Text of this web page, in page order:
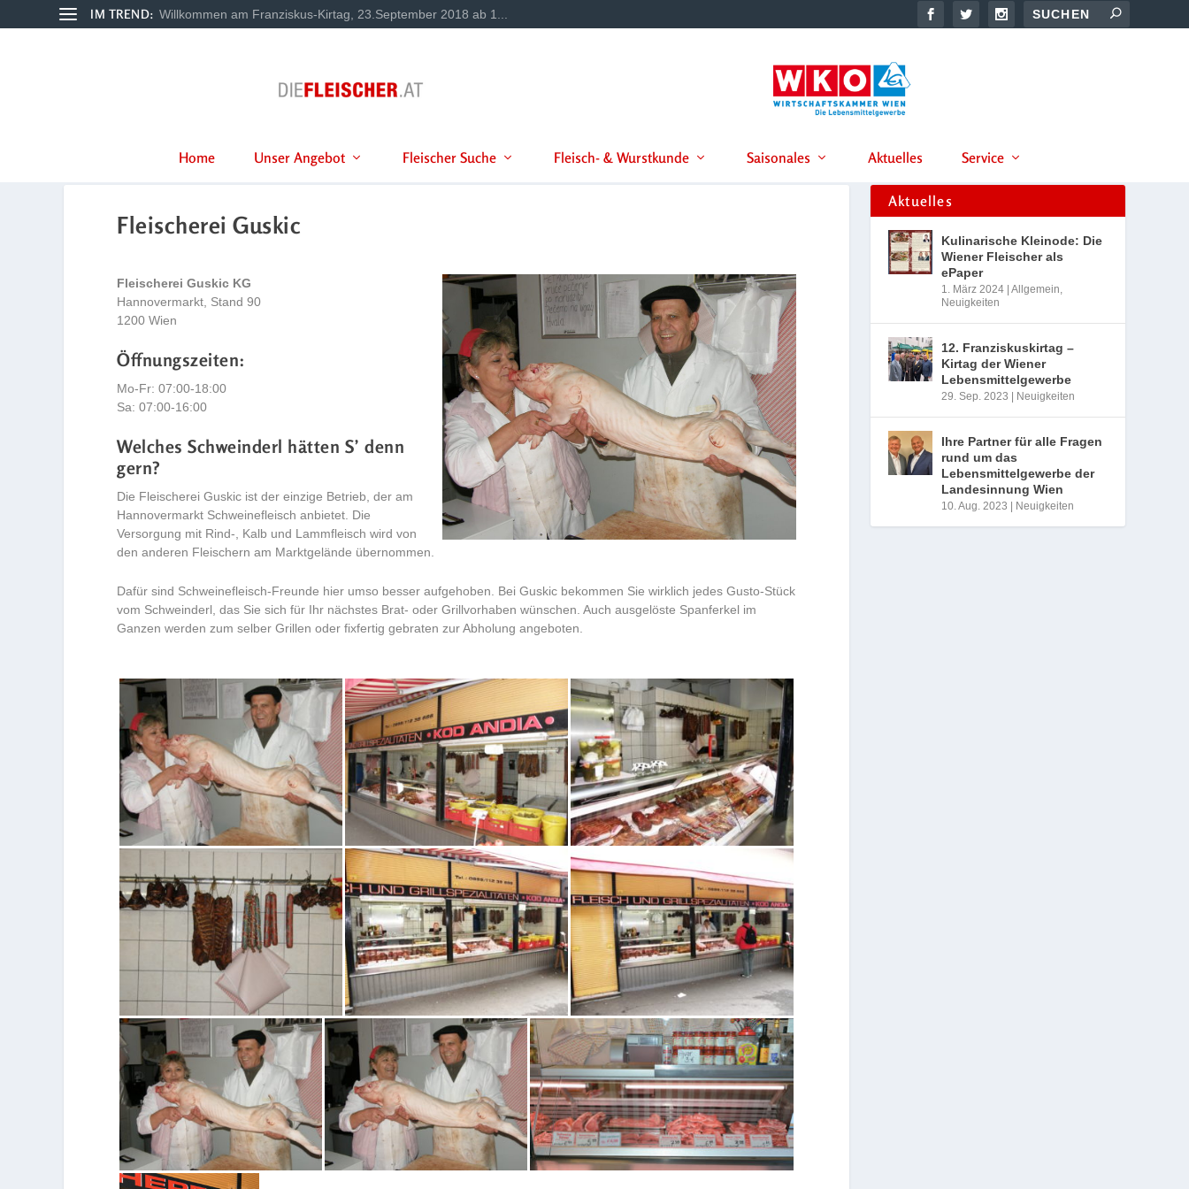
IM TREND: Willkommen am Franziskus-Kirtag, 23.September 2018 ab 1...
Home Unser Angebot Fleischer Suche Fleisch- & Wurstkunde Saisonales Aktuelles Service
Fleischerei Guskic
Fleischerei Guskic KG
Hannovermarkt, Stand 90
1200 Wien
Öffnungszeiten:
Mo-Fr: 07:00-18:00
Sa: 07:00-16:00
Welches Schweinderl hätten S’ denn
gern?
Die Fleischerei Guskic ist der einzige Betrieb, der am
Hannovermarkt Schweinefleisch anbietet. Die
Versorgung mit Rind-, Kalb und Lammfleisch wird von
den anderen Fleischern am Marktgelände übernommen.
Dafür sind Schweinefleisch-Freunde hier umso besser aufgehoben. Bei Guskic bekommen Sie wirklich jedes Gusto-Stück
vom Schweinderl, das Sie sich für Ihr nächstes Brat- oder Grillvorhaben wünschen. Auch ausgelöste Spanferkel im
Ganzen werden zum selber Grillen oder fixfertig gebraten zur Abholung angeboten.
Aktuelles
Kulinarische Kleinode: Die
Wiener Fleischer als
ePaper
1. März 2024 | Allgemein
Neuigkeiten
12. Franziskuskirtag –
Kirtag der Wiener
Lebensmittelgewerbe
29. Sep. 2023 | Neuigkeiten
Ihre Partner für alle Fragen
rund um das
Lebensmittelgewerbe der
Landesinnung Wien
10. Aug. 2023 | Neuigkeiten